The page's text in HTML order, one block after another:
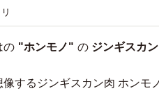
の "ホンモノ" の ジンギスカン
像するジンギスカン肉 ホンモ